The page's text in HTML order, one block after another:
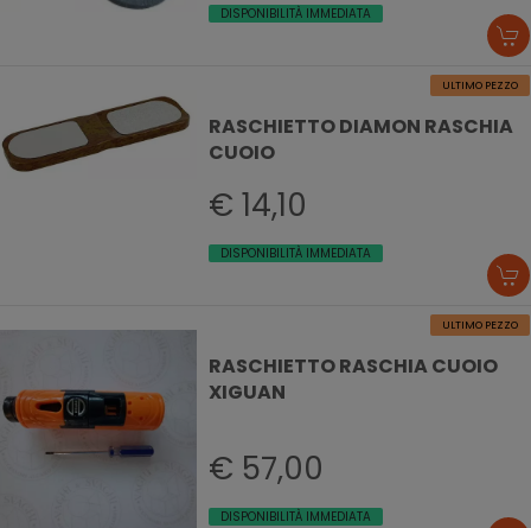
DISPONIBILITÀ IMMEDIATA
ULTIMO PEZZO
RASCHIETTO DIAMON RASCHIA
CUOIO
€ 14,10
DISPONIBILITÀ IMMEDIATA
ULTIMO PEZZO
RASCHIETTO RASCHIA CUOIO
XIGUAN
€ 57,00
DISPONIBILITÀ IMMEDIATA